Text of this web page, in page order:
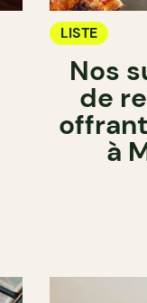
LISTE
Nos
de
à